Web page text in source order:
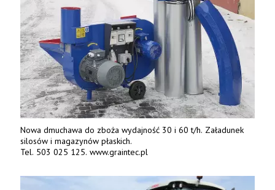
Nowa dmuchawa do zboża wydajność 30 i 60 t/h. Załadunek
silosów i magazynów płaskich.
Tel. 503 025 125. www.graintec.pl